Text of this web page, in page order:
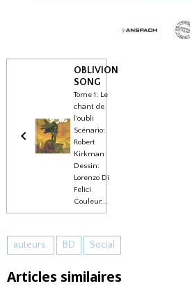
OBLIVION
SONG
Tome 1: Le
chant de
l'oubli
Scénario:
Robert
Kirkman
Dessin:
Lorenzo Di
Felici
Couleur...
auteurs. BD Social
Articles similaires